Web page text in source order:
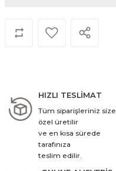
HIZLI TESLİMAT
Tüm siparişleriniz size
özel üretilir
ve en kısa sürede
tarafınıza
teslim edilir.